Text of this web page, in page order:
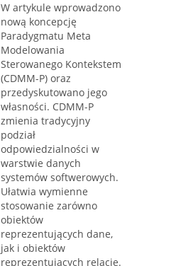
W artykule wprowadzono
nową koncepcję
Paradygmatu Meta
Modelowania
Sterowanego Kontekstem
(CDMM-P) oraz
przedyskutowano jego
własności. CDMM-P
zmienia tradycyjny
podział
odpowiedzialności w
warstwie danych
systemów softwerowych.
Ułatwia wymienne
stosowanie zarówno
obiektów
reprezentujących dane,
jak i obiektów
reprezentujących relacje.